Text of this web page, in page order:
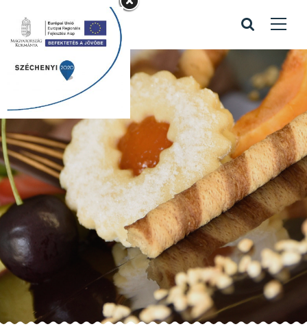
Január 1-10.-ig
zárva tartunk!
Home / Január 1-10.-ig zárva tartunk!